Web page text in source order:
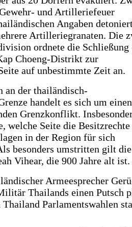
und Artilleriefeuer
Angaben
Artilleriegranaten. Die
ordnete die Schließung
Choeng-Distrikt zur
auf unbestimmte Zeit an.
an der thailändisch-
handelt es sich um
Grenzkonflikt.
welche Seite die Besitzrechte
in der Region für sich
besonders umstritten gilt die
Vihear, die 900 Jahre alt ist.
Armeesprecher
Thailands einen Putsch
Parlamentswahlen